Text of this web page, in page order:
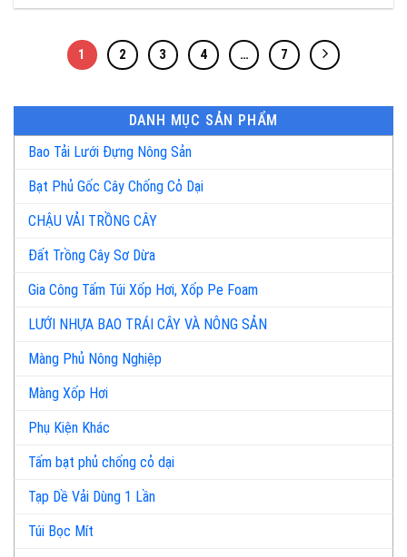
1 2 3 4 … 7
DANH MỤC SẢN PHẨM
Bao Tải Lưới Đựng Nông Sản
Bạt Phủ Gốc Cây Chống Cỏ Dại
CHẬU VẢI TRỒNG CÂY
Đất Trồng Cây Sơ Dừa
Gia Công Tấm Túi Xốp Hơi, Xốp Pe Foam
LƯỚI NHỰA BAO TRÁI CÂY VÀ NÔNG SẢN
Màng Phủ Nông Nghiệp
Màng Xốp Hơi
Phụ Kiện Khác
Tấm bạt phủ chống cỏ dại
Tạp Dề Vải Dùng 1 Lần
Túi Bọc Mít